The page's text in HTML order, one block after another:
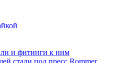
и фитинги к ним
стали под пресс Rommer